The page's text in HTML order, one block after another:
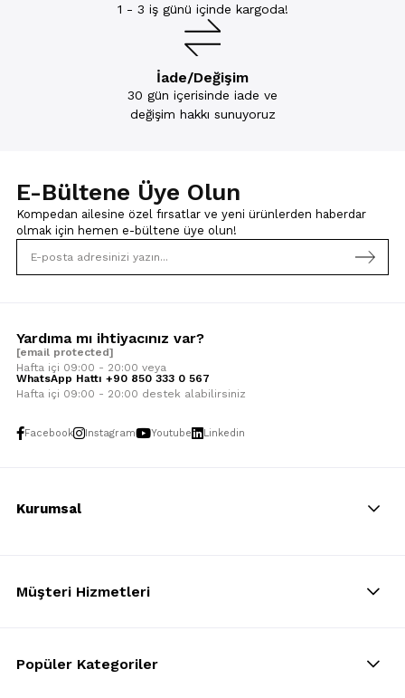
1 - 3 iş günü içinde kargoda!
İade/Değişim
30 gün içerisinde iade ve
değişim hakkı sunuyoruz
E-Bültene Üye Olun
Kompedan ailesine özel fırsatlar ve yeni ürünlerden haberdar
olmak için hemen e-bültene üye olun!
Yardıma mı ihtiyacınız var?
[email protected]
Hafta içi 09:00 - 20:00 veya
WhatsApp Hattı +90 850 333 0 567
Hafta içi 09:00 - 20:00 destek alabilirsiniz
Facebook Instagram Youtube Linkedin
Kurumsal
Müşteri Hizmetleri
Popüler Kategoriler